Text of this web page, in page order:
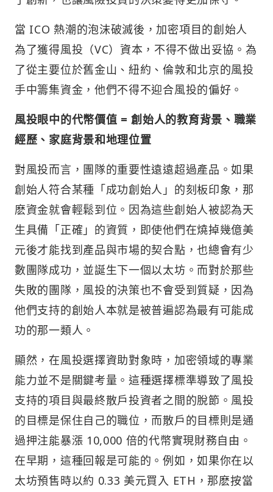
當 ICO 熱潮的泡沫破滅後，加密項目的創始人
為了獲得風投（VC）資本，不得不做出妥協。為
了從主要位於舊金山、紐約、倫敦和北京的風投
手中籌集資金，他們不得不迎合風投的偏好。
風投眼中的代幣價值 = 創始人的教育背景、職業
經歷、家庭背景和地理位置
對風投而言，團隊的重要性遠遠超過產品。如果
創始人符合某種「成功創始人」的刻板印象，那
麽資金就會輕鬆到位。因為這些創始人被認為天
生具備「正確」的資質，即使他們在燒掉幾億美
元後才能找到產品與市場的契合點，也總會有少
數團隊成功，並誕生下一個以太坊。而對於那些
失敗的團隊，風投的決策也不會受到質疑，因為
他們支持的創始人本就是被普遍認為最有可能成
功的那一類人。
顯然，在風投選擇資助對象時，加密領域的專業
能力並不是關鍵考量。這種選擇標準導致了風投
支持的項目與最終散戶投資者之間的脫節。風投
的目標是保住自己的職位，而散戶的目標則是通
過押注能暴漲 10,000 倍的代幣實現財務自由。
在早期，這種回報是可能的。例如，如果你在以
太坊預售時以約 0.33 美元買入 ETH，那麽按當